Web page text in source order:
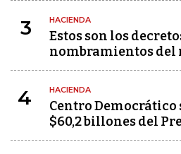
3 HACIENDA
Estos son los
nombramientos del
4 HACIENDA
Centro
$60,2 billones del